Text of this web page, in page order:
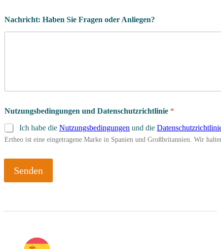
Nachricht: Haben Sie Fragen oder Anliegen?
Nutzungsbedingungen und Datenschutzrichtlinie *
Ich habe die Nutzungsbedingungen und die
Ertheo ist eine eingetragene Marke in Spanien und Großbritannien. Wir
Senden